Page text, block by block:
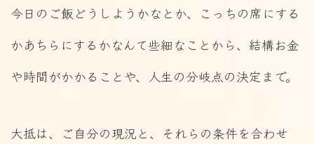
今日のご飯どうしようかなとか、こっちの席にする
かあちらにするかなんて些細なことから、結構お金
や時間がかかることや、人生の分岐点の決定まで。
大抵は、ご自分の現況と、それらの条件を合わせ